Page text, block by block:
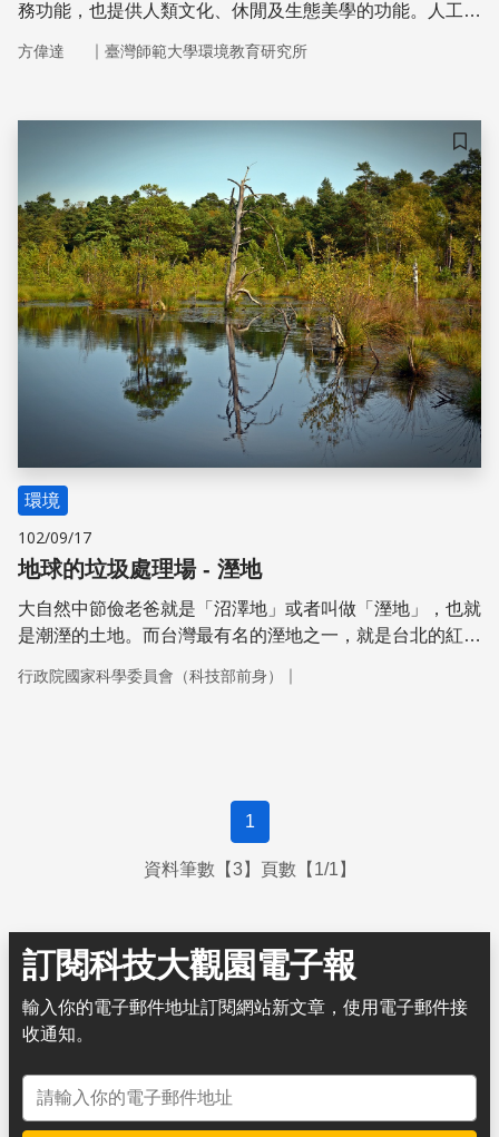
務功能，也提供人類文化、休閒及生態美學的功能。人工濕
能。
方偉達 ｜ 臺灣師範大學環境教育研究所
儲存
環境
102/09/17
地球的垃圾處理場 - 溼地
大自然中節儉老爸就是「沼澤地」或者叫做「溼地」，也就
是潮溼的土地。而台灣最有名的溼地之一，就是台北的紅樹
行政院國家科學委員會（科技部前身） ｜
1
資料筆數【3】頁數【1/1】
訂閱科技大觀園電子報
輸入你的電子郵件地址訂閱網站新文章，使用電子郵件接
收通知。
電子郵件地址